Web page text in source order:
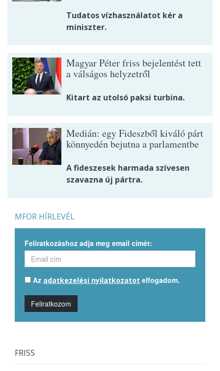
Tudatos vízhasználatot kér a
miniszter.
Magyar Péter friss bejelentést tett
a válságos helyzetről
Kitart az utolsó paksi turbina.
Medián: egy Fideszből kiváló párt
könnyedén bejutna a parlamentbe
A fideszesek harmada szívesen
szavazna új pártra.
MFOR HÍRLEVÉL
Feliratkozáshoz adja meg email címét:
Az adatkezelési nyilatkozatot elfogadom.
Feliratkozom
FRISS